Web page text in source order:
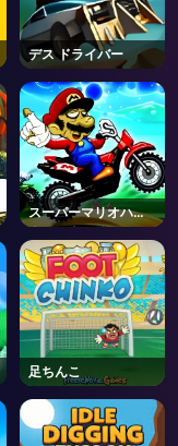
デス ドライバー
スーパーマリオハロ
ウィンウィリー
足ちんこ